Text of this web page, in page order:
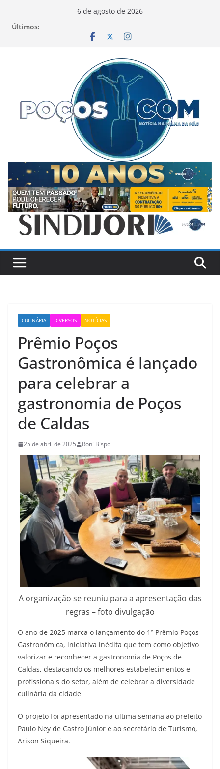
6 de agosto de 2026
Últimos:
CULINÁRIA DIVERSOS NOTÍCIAS
Prêmio Poços
Gastronômica é lançado
para celebrar a
gastronomia de Poços
de Caldas
25 de abril de 2025 Roni Bispo
A organização se reuniu para a apresentação das
regras – foto divulgação
O ano de 2025 marca o lançamento do 1º Prêmio Poços
Gastronômica, iniciativa inédita que tem como objetivo
valorizar e reconhecer a gastronomia de Poços de
Caldas, destacando os melhores estabelecimentos e
profissionais do setor, além de celebrar a diversidade
culinária da cidade.
O projeto foi apresentado na última semana ao prefeito
Paulo Ney de Castro Júnior e ao secretário de Turismo,
Arison Siqueira.